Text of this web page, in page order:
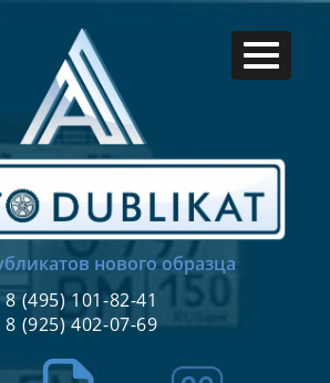
нового образца
8 (495) 101-82-41
8 (925) 402-07-69